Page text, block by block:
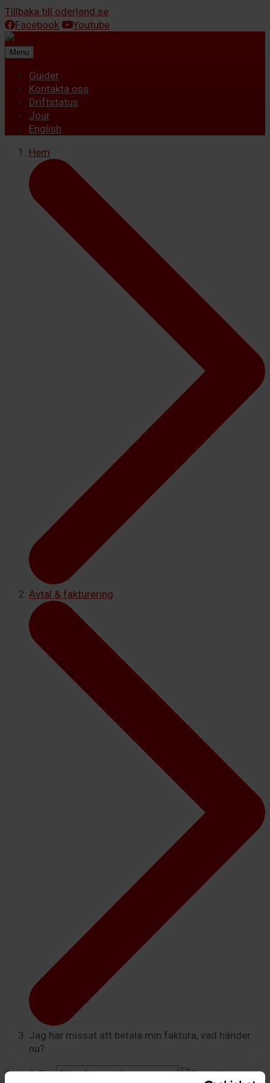
Tillbaka till oderland.se
Facebook
Youtube
Menu
Guider
Kontakta oss
Driftstatus
Jour
English
Hem
Avtal & fakturering
Jag har missat att betala min faktura, vad händer
nu?
Search For